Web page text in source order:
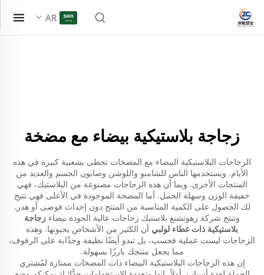
AR
زجاجة بلاستيكية بيضاء مع مضخة
الزجاجات البلاستيكية البيضاء مع المضخات تحظى بشعبية كبيرة في هذه
الأيام. ويستخدمها الناس للشامبو واللوشن وصابون الجسم والعديد من
المنتجات الأخرى. وبما أن هذه الزجاجات مصنوعة من البلاستيك، فهي
خفيفة الوزن وسهلة الحمل. أما المضخة الموجودة في الأعلى فهي تتيح
لك الحصول على الكمية المناسبة من المنتج دون إحداث فوضى أو هدر.
وتنتج شركة زهوتشنغ بلاستيك زجاجات عالية الجودة بيضاء زجاجة
بلاستيكية ذات غطاء لولبي أن الكثير من الأشخاص يحبونها. وهذه
الزجاجات ليست عملية فحسب، بل تبدو أيضًا نظيفة وجذّابة على الرفوف،
مما يجعل منتجك بارزًا بسهولة.
إن هذه الزجاجات البلاستيكية البيضاء ذات المضخات ممتازة لمُشتري